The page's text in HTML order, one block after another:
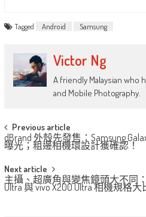
Tagged Android Samsung
Victor Ng
A friendly Malaysian who
and Mobile Photography.
Post
navigation
Previous article
dBrand 外殼先發售：Samsung
曝光；粗邊相機環設計獲確認！
Next article
主攝、超廣角與變焦鏡頭大不同：
Ultra 與 vivo X200 Ultra 相機規格大